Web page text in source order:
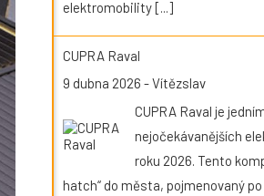
elektromobility[...]
CUPRA Raval
9 dubna 2026 -Vítězslav
CUPRA Raval je
nejočekávanějších
roku 2026. Tento
hatch“ do města, pojmenovaný